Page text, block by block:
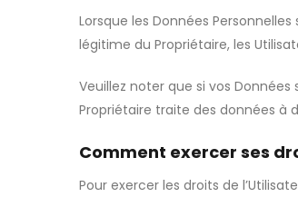
Lorsque les Données
légitime du Propriétaire, les
Veuillez noter que si vos
Propriétaire traite des données à
Comment exercer ses
Pour exercer les droits de